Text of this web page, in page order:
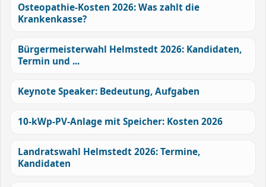
Osteopathie-Kosten 2026: Was zahlt die
Krankenkasse?
Bürgermeisterwahl Helmstedt 2026: Kandidaten,
Termin und ...
Keynote Speaker: Bedeutung, Aufgaben
10-kWp-PV-Anlage mit Speicher: Kosten 2026
Landratswahl Helmstedt 2026: Termine,
Kandidaten